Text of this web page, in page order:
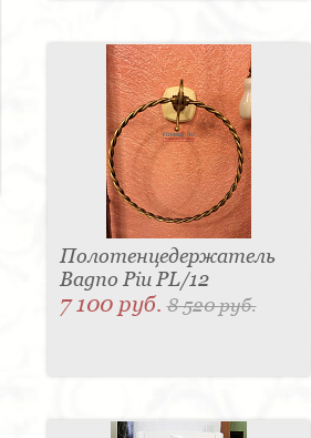
Полотенцедержатель
Bagno Piu PL/12
7 100 руб.8 520 руб.